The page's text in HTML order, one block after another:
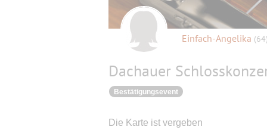
Einfach-Angelika (64)
Dachauer
Bestätigungsevent
Die Karte ist vergeben